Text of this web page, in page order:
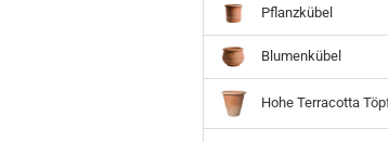
Pflanzkübel
Blumenkübel
Hohe Terracotta